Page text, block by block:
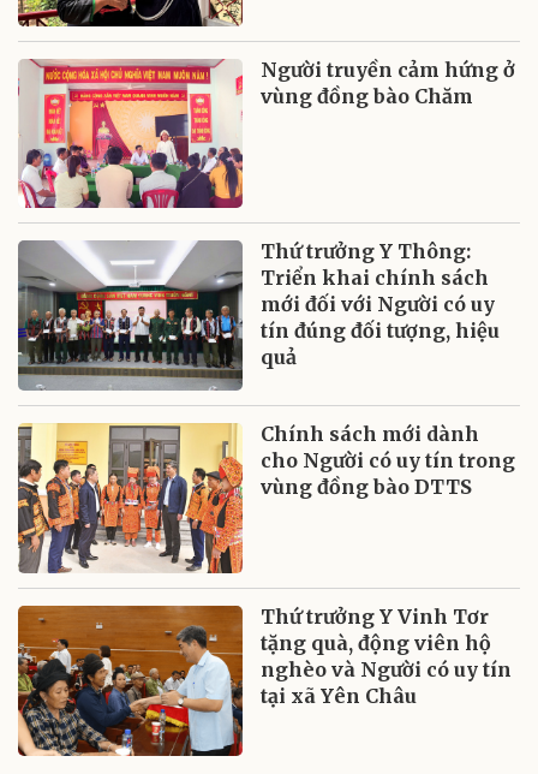
Người truyền cảm hứng ở
vùng đồng bào Chăm
Thứ trưởng Y Thông:
Triển khai chính sách
mới đối với Người có uy
tín đúng đối tượng, hiệu
quả
Chính sách mới dành
cho Người có uy tín trong
vùng đồng bào DTTS
Thứ trưởng Y Vinh Tơr
tặng quà, động viên hộ
nghèo và Người có uy tín
tại xã Yên Châu